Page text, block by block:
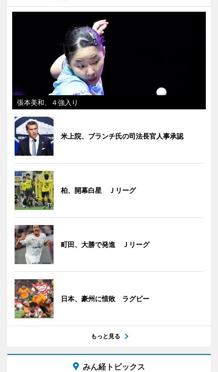
張本美和、４強入り
米上院、ブランチ氏の司法長官人事承認
柏、開幕白星 Ｊリーグ
町田、大勝で発進 Ｊリーグ
日本、豪州に惜敗 ラグビー
もっと見る
みん経トピックス